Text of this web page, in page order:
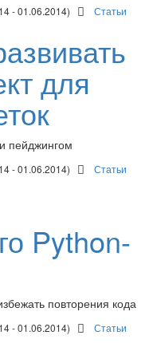
- 01.06.2014) Статьи
для
пейджингом
- 01.06.2014) Статьи
Python-
повторения кода
- 01.06.2014) Статьи